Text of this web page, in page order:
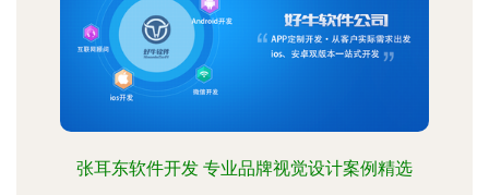
张耳东软件开发 专业品牌视觉设计案例精选